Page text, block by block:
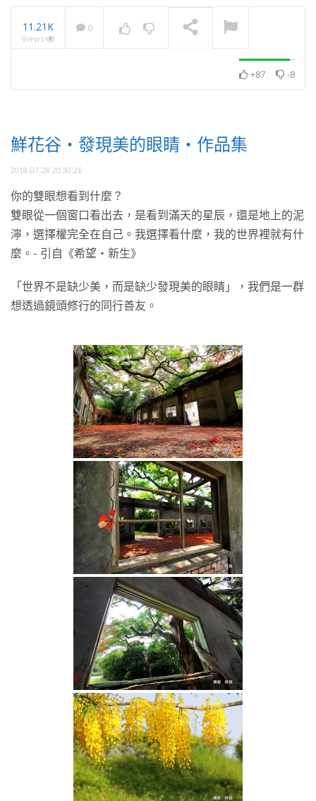
水、花、人・發現美的眼
11.21K
Views
0
+87 -8
鮮花谷・發現美的眼睛・作品集
2018-07-28 20:30:26
你的雙眼想看到什麼？
雙眼從一個窗口看出去，是看到滿天的星辰，還是地上的泥
濘，選擇權完全在自己。我選擇看什麼，我的世界裡就有什
麼。- 引自《希望・新生》
「世界不是缺少美，而是缺少發現美的眼睛」，我們是一群
想透過鏡頭修行的同行善友。